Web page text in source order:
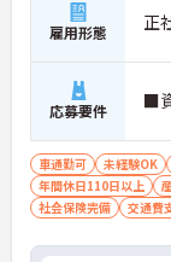
雇用形態 正
応募要件 ■
車通勤可 未経験OK
年間休日110日以上
社会保険完備
交通費